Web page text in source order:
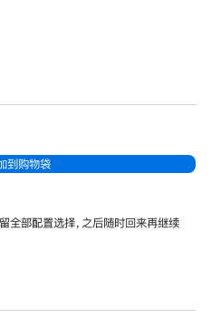
到购物袋
全部配置选择，之后随时回来再继续